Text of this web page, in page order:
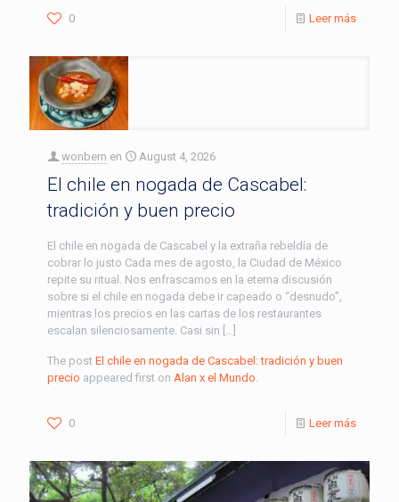
0 Leer más
wonbern en August 4, 2026
El chile en nogada de Cascabel:
tradición y buen precio
El chile en nogada de Cascabel y la extraña rebeldía de
cobrar lo justo Cada mes de agosto, la Ciudad de México
repite su ritual. Nos enfrascamos en la eterna discusión
sobre si el chile en nogada debe ir capeado o “desnudo”,
mientras los precios en las cartas de los restaurantes
escalan silenciosamente. Casi sin […]
The post El chile en nogada de Cascabel: tradición y buen
precio appeared first on Alan x el Mundo.
0 Leer más